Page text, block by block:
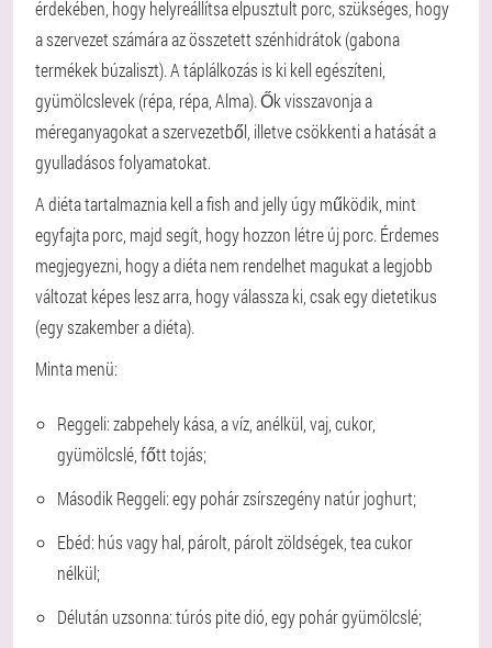
érdekében, hogy helyreállítsa elpusztult porc, szükséges, hogy
a szervezet számára az összetett szénhidrátok (gabona
termékek búzaliszt). A táplálkozás is ki kell egészíteni,
gyümölcslevek (répa, répa, Alma). Ők visszavonja a
méreganyagokat a szervezetből, illetve csökkenti a hatását a
gyulladásos folyamatokat.
A diéta tartalmaznia kell a fish and jelly úgy működik, mint
egyfajta porc, majd segít, hogy hozzon létre új porc. Érdemes
megjegyezni, hogy a diéta nem rendelhet magukat a legjobb
változat képes lesz arra, hogy válassza ki, csak egy dietetikus
(egy szakember a diéta).
Minta menü:
Reggeli: zabpehely kása, a víz, anélkül, vaj, cukor,
gyümölcslé, főtt tojás;
Második Reggeli: egy pohár zsírszegény natúr joghurt;
Ebéd: hús vagy hal, párolt, párolt zöldségek, tea cukor
nélkül;
Délután uzsonna: túrós pite dió, egy pohár gyümölcslé;